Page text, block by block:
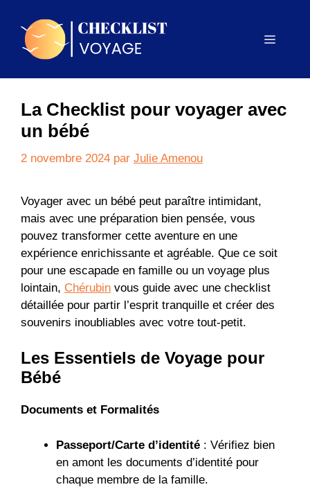
contenu
Menu
La Checklist pour voyager avec
un bébé
2 novembre 2024 par Julie Amenou
Voyager avec un bébé peut paraître intimidant,
mais avec une préparation bien pensée, vous
pouvez transformer cette aventure en une
expérience enrichissante et agréable. Que ce soit
pour une escapade en famille ou un voyage plus
lointain, Chérubin vous guide avec une checklist
détaillée pour partir l’esprit tranquille et créer des
souvenirs inoubliables avec votre tout-petit.
Les Essentiels de Voyage pour
Bébé
Documents et Formalités
Passeport/Carte d’identité : Vérifiez bien
en amont les documents d’identité pour
chaque membre de la famille.